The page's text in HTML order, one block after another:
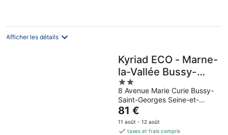
par
Afficher les détails
Kyriad ECO - Marne-
la-Vallée Bussy-
Saint-Georges
2
out
of
5
8 Avenue Marie Curie Bussy-
Saint-Georges Seine-et-
Marne
Le
prix
est
81 €
11 août - 12 août
taxes et frais compris